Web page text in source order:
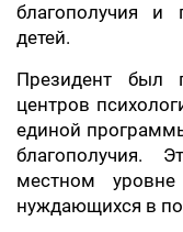
благополучия и
детей.
Президент был
центров
единой
благополучия.
местном
нуждающихся в